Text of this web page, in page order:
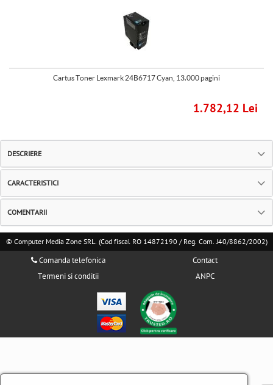
Cartus Toner Lexmark 24B6717 Cyan, 13.000 pagini
1.782,12 Lei
DESCRIERE
CARACTERISTICI
COMENTARII
© Computer Media Zone SRL. (Cod fiscal RO 14872190 / Reg. Com. J40/8862/2002)
Comanda telefonica
Termeni si conditii
Contact
ANPC